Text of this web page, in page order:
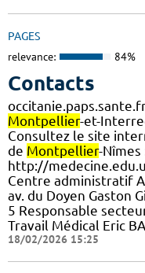
PAGES
relevance: 84%
Contacts
Montpellier-et-
Consultez le site
de Montpellier-Nîmes
http://
Centre administratif
av. du Doyen Gaston
5 Responsable
Travail Médical Eric
18/02/2026 15:25